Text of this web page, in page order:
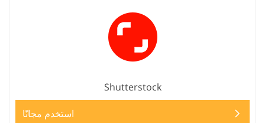
Shutterstock
استخدم مجانًا